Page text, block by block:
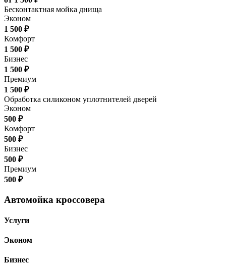
Бесконтактная мойка днища
Эконом
1 500 ₽
Комфорт
1 500 ₽
Бизнес
1 500 ₽
Премиум
1 500 ₽
Обработка силиконом уплотнителей дверей
Эконом
500 ₽
Комфорт
500 ₽
Бизнес
500 ₽
Премиум
500 ₽
Автомойка кроссовера
Услуги
Эконом
Бизнес